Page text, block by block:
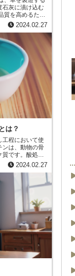
石灰に漬け込む
を高めるため
使用される革に
けを
、耐久性が増し
級感が出ま
灰漬けを行った
。しかし、その
ので、長く愛
2024.02.27
は？
工程において使
ンは、動物の骨
質です。酸処理
したゼラチンで
を加えて加
。 酸処理ゼラチ
柔軟性と滑らか
酸処理ゼラチ
繁殖を防ぐ効
革業界において
上に重要な役割
ンは、食品業
。
2024.02.27